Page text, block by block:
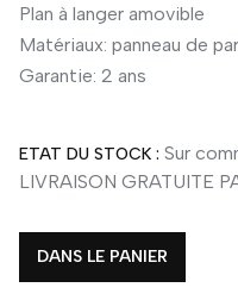
Plan à langer amovible
Matériaux: panneau de
Garantie: 2 ans
ETAT DU STOCK : Sur
LIVRAISON GRATUITE
DANS LE PANIER